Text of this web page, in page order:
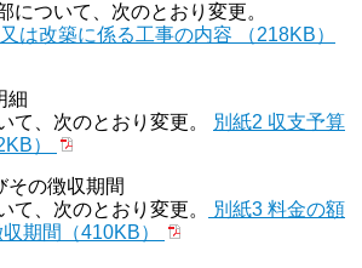
について、次のとおり変更。
は改築に係る工事の内容 （218KB）
細
て、次のとおり変更。
別紙2 収支予算
）
その徴収期間
て、次のとおり変更。
別紙3 料金の額
期間（410KB）